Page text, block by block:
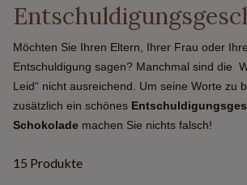
Möchten Sie Ihren Eltern, Ihrer Frau oder
Entschuldigung sagen? Manchmal sind die
Leid“ nicht ausreichend. Um seine Worte zu
zusätzlich ein schönes
Schokolade machen Sie nichts falsch!
15 Produkte